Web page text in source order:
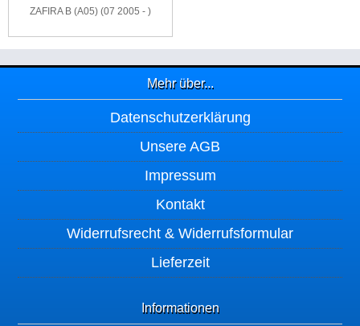
ZAFIRA B (A05) (07 2005 - )
Mehr über...
Datenschutzerklärung
Unsere AGB
Impressum
Kontakt
Widerrufsrecht & Widerrufsformular
Lieferzeit
Informationen